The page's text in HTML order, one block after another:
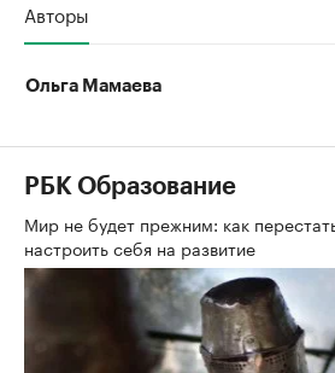
Авторы
Ольга Мамаева
РБК Образование
Мир не будет прежним: как
настроить себя на развитие